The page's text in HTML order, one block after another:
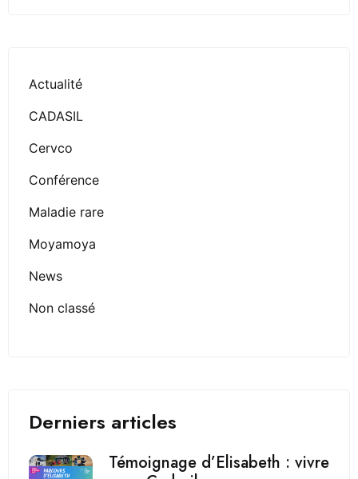
Actualité
CADASIL
Cervco
Conférence
Maladie rare
Moyamoya
News
Non classé
Derniers articles
Témoignage d’Elisabeth : vivre